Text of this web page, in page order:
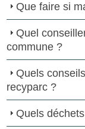
Que faire si
Quel
commune ?
Quels
recyparc ?
Quels